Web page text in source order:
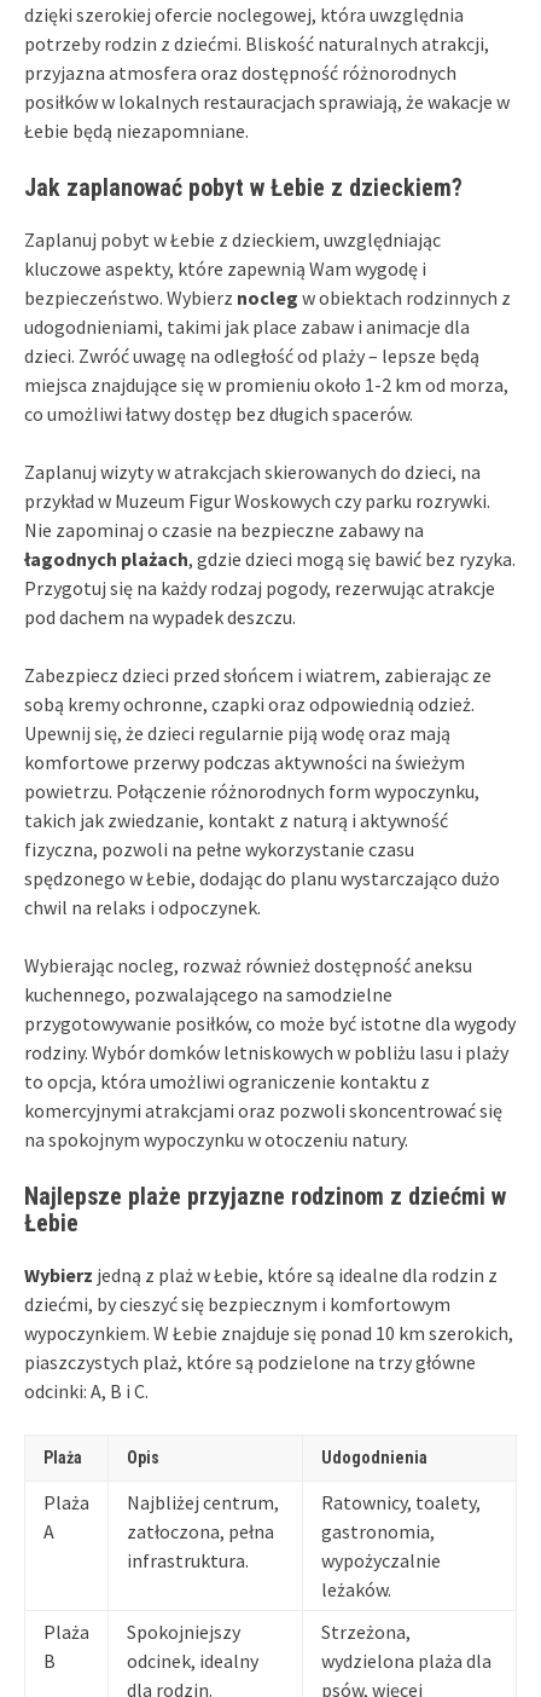
dzięki szerokiej ofercie noclegowej, która uwzględnia
potrzeby rodzin z dziećmi. Bliskość naturalnych atrakcji,
przyjazna atmosfera oraz dostępność różnorodnych
posiłków w lokalnych restauracjach sprawiają, że wakacje w
Łebie będą niezapomniane.
Jak zaplanować pobyt w Łebie z dzieckiem?
Zaplanuj pobyt w Łebie z dzieckiem, uwzględniając
kluczowe aspekty, które zapewnią Wam wygodę i
bezpieczeństwo. Wybierz nocleg w obiektach rodzinnych z
udogodnieniami, takimi jak place zabaw i animacje dla
dzieci. Zwróć uwagę na odległość od plaży – lepsze będą
miejsca znajdujące się w promieniu około 1-2 km od morza,
co umożliwi łatwy dostęp bez długich spacerów.
Zaplanuj wizyty w atrakcjach skierowanych do dzieci, na
przykład w Muzeum Figur Woskowych czy parku rozrywki.
Nie zapominaj o czasie na bezpieczne zabawy na
łagodnych plażach, gdzie dzieci mogą się bawić bez ryzyka.
Przygotuj się na każdy rodzaj pogody, rezerwując atrakcje
pod dachem na wypadek deszczu.
Zabezpiecz dzieci przed słońcem i wiatrem, zabierając ze
sobą kremy ochronne, czapki oraz odpowiednią odzież.
Upewnij się, że dzieci regularnie piją wodę oraz mają
komfortowe przerwy podczas aktywności na świeżym
powietrzu. Połączenie różnorodnych form wypoczynku,
takich jak zwiedzanie, kontakt z naturą i aktywność
fizyczna, pozwoli na pełne wykorzystanie czasu
spędzonego w Łebie, dodając do planu wystarczająco dużo
chwil na relaks i odpoczynek.
Wybierając nocleg, rozważ również dostępność aneksu
kuchennego, pozwalającego na samodzielne
przygotowywanie posiłków, co może być istotne dla wygody
rodziny. Wybór domków letniskowych w pobliżu lasu i plaży
to opcja, która umożliwi ograniczenie kontaktu z
komercyjnymi atrakcjami oraz pozwoli skoncentrować się
na spokojnym wypoczynku w otoczeniu natury.
Najlepsze plaże przyjazne rodzinom z dziećmi w
Łebie
Wybierz jedną z plaż w Łebie, które są idealne dla rodzin z
dziećmi, by cieszyć się bezpiecznym i komfortowym
wypoczynkiem. W Łebie znajduje się ponad 10 km szerokich,
piaszczystych plaż, które są podzielone na trzy główne
odcinki: A, B i C.
Plaża Opis Udogodnienia
Plaża
A
Najbliżej centrum,
zatłoczona, pełna
infrastruktura.
Ratownicy, toalety,
gastronomia,
wypożyczalnie
leżaków.
Plaża
B
Spokojniejszy
odcinek, idealny
dla rodzin.
Strzeżona,
wydzielona plaża dla
psów, więcej